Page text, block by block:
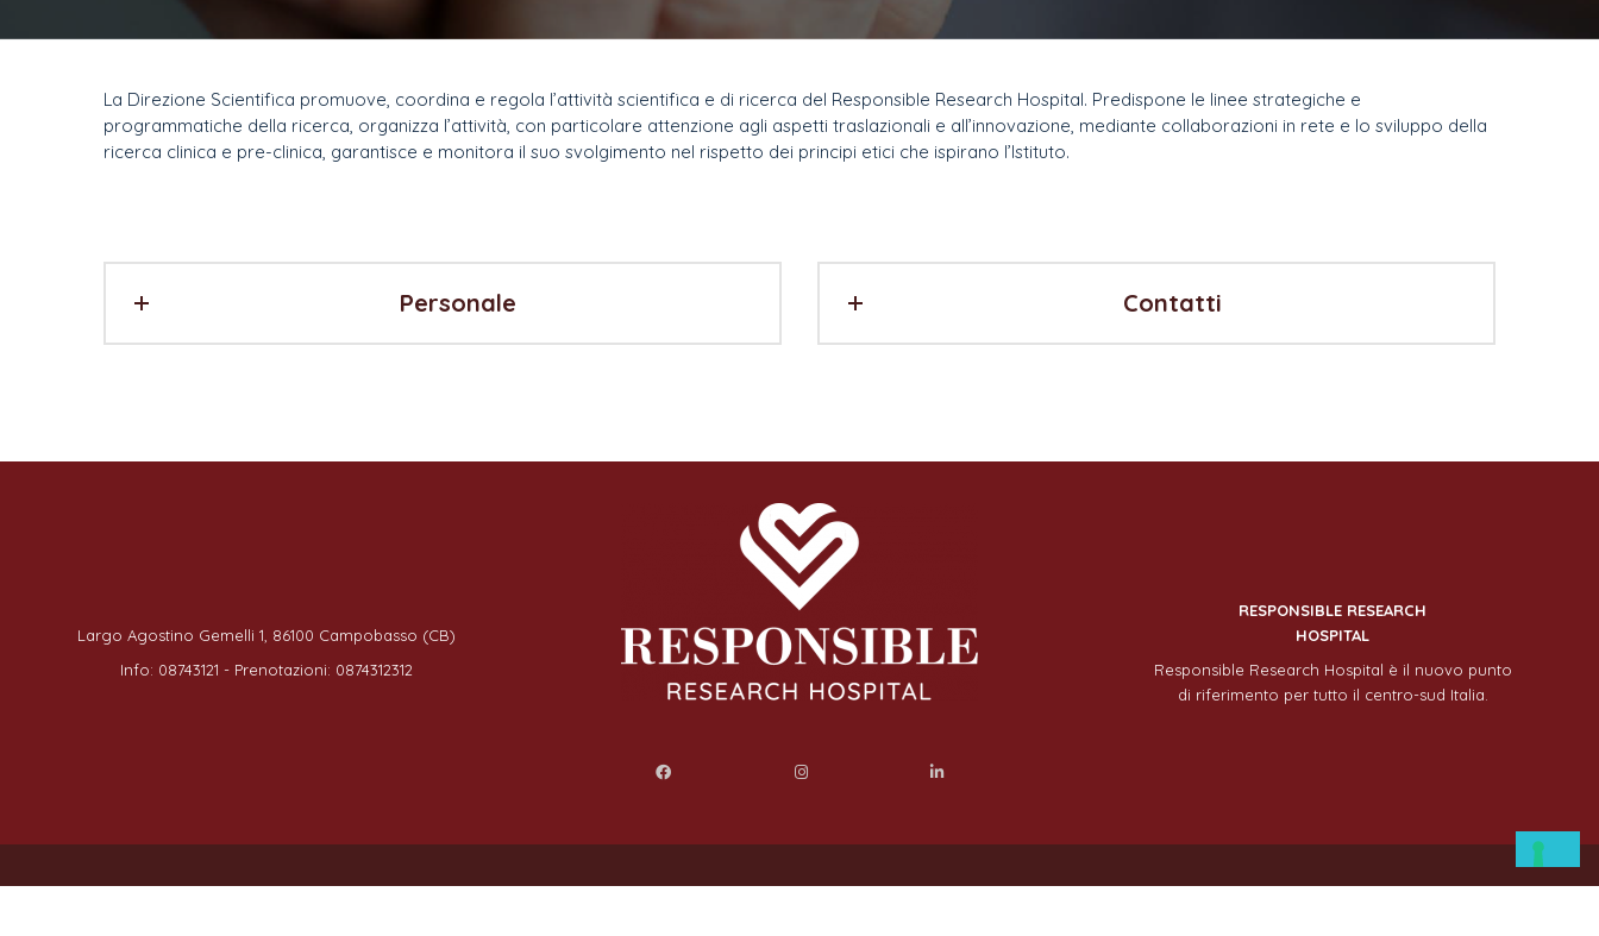
La Direzione Scientifica promuove, coordina e regola l’attività scientifica e di ricerca del Responsible Research Hospital. Predispone le linee strategiche e
programmatiche della ricerca, organizza l’attività, con particolare attenzione agli aspetti traslazionali e all’innovazione, mediante collaborazioni in rete e lo sviluppo della
ricerca clinica e pre-clinica, garantisce e monitora il suo svolgimento nel rispetto dei principi etici che ispirano l’Istituto.
Personale Contatti
Largo Agostino Gemelli 1, 86100 Campobasso (CB)
Info: 08743121 - Prenotazioni: 0874312312
RESPONSIBLE RESEARCH
HOSPITAL
Responsible Research Hospital è il nuovo punto
di riferimento per tutto il centro-sud Italia.